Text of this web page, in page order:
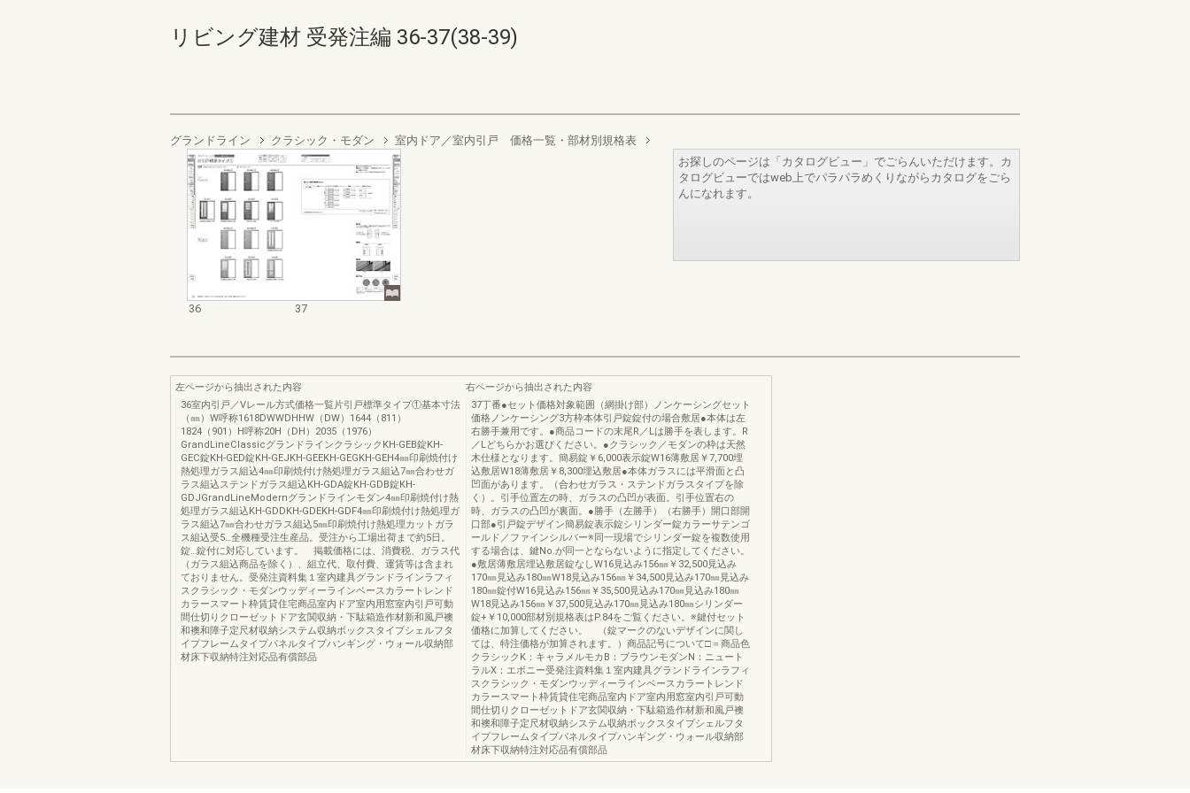
リビング建材 受発注編 36-37(38-39)
グランドライン クラシック・モダン 室内ドア／室内引戸 価格一覧・部材別規格表
36 37
お探しのページは「カタログビュー」でごらんいただけます。カ
タログビューではweb上でパラパラめくりながらカタログをごら
んになれます。
左ページから抽出された内容
36室内引戸／Vレール方式価格一覧片引戸標準タイプ①基本寸法
（㎜）W呼称1618DWWDHHW（DW）1644（811）
1824（901）H呼称20H（DH）2035（1976）
GrandLineClassicグランドラインクラシックKH-GEB錠KH-
GEC錠KH-GED錠KH-GEJKH-GEEKH-GEGKH-GEH4㎜印刷焼付け
熱処理ガラス組込4㎜印刷焼付け熱処理ガラス組込7㎜合わせガ
ラス組込ステンドガラス組込KH-GDA錠KH-GDB錠KH-
GDJGrandLineModernグランドラインモダン4㎜印刷焼付け熱
処理ガラス組込KH-GDDKH-GDEKH-GDF4㎜印刷焼付け熱処理ガ
ラス組込7㎜合わせガラス組込5㎜印刷焼付け熱処理カットガラ
ス組込受5…全機種受注生産品。受注から工場出荷まで約5日。
錠…錠付に対応しています。 掲載価格には、消費税、ガラス代
（ガラス組込商品を除く）、組立代、取付費、運賃等は含まれ
ておりません。受発注資料集１室内建具グランドラインラフィ
スクラシック・モダンウッディーラインベースカラートレンド
カラースマート枠賃貸住宅商品室内ドア室内用窓室内引戸可動
間仕切りクローゼットドア玄関収納・下駄箱造作材新和風戸襖
和襖和障子定尺材収納システム収納ボックスタイプシェルフタ
イプフレームタイプパネルタイプハンギング・ウォール収納部
材床下収納特注対応品有償部品
右ページから抽出された内容
37丁番●セット価格対象範囲（網掛け部）ノンケーシングセット
価格ノンケーシング3方枠本体引戸錠錠付の場合敷居●本体は左
右勝手兼用です。●商品コードの末尾R／Lは勝手を表します。R
／Lどちらかお選びください。●クラシック／モダンの枠は天然
木仕様となります。簡易錠￥6,000表示錠W16薄敷居￥7,700埋
込敷居W18薄敷居￥8,300埋込敷居●本体ガラスには平滑面と凸
凹面があります。（合わせガラス・ステンドガラスタイプを除
く）。引手位置左の時、ガラスの凸凹が表面。引手位置右の
時、ガラスの凸凹が裏面。●勝手（左勝手）（右勝手）開口部開
口部●引戸錠デザイン簡易錠表示錠シリンダー錠カラーサテンゴ
ールド／ファインシルバー※同一現場でシリンダー錠を複数使用
する場合は、鍵No.が同一とならないように指定してください。
●敷居薄敷居埋込敷居錠なしW16見込み156㎜￥32,500見込み
170㎜見込み180㎜W18見込み156㎜￥34,500見込み170㎜見込み
180㎜錠付W16見込み156㎜￥35,500見込み170㎜見込み180㎜
W18見込み156㎜￥37,500見込み170㎜見込み180㎜シリンダー
錠+￥10,000部材別規格表はP.84をご覧ください。※鍵付セット
価格に加算してください。 （錠マークのないデザインに関し
ては、特注価格が加算されます。）商品記号について□＝商品色
クラシックK：キャラメルモカB：ブラウンモダンN：ニュート
ラルX：エボニー受発注資料集１室内建具グランドラインラフィ
スクラシック・モダンウッディーラインベースカラートレンド
カラースマート枠賃貸住宅商品室内ドア室内用窓室内引戸可動
間仕切りクローゼットドア玄関収納・下駄箱造作材新和風戸襖
和襖和障子定尺材収納システム収納ボックスタイプシェルフタ
イプフレームタイプパネルタイプハンギング・ウォール収納部
材床下収納特注対応品有償部品